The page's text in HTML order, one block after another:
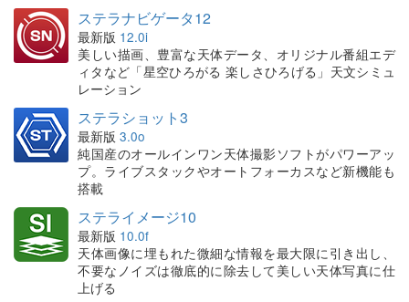
ステラナビゲータ12
最新版 12.0i
美しい描画、豊富な天体データ、オリジナル番組エデ
ィタなど「星空ひろがる 楽しさひろげる」天文シミュ
レーション
ステラショット3
最新版 3.0o
純国産のオールインワン天体撮影ソフトがパワーアッ
プ。ライブスタックやオートフォーカスなど新機能も
搭載
ステライメージ10
最新版 10.0f
天体画像に埋もれた微細な情報を最大限に引き出し、
不要なノイズは徹底的に除去して美しい天体写真に仕
上げる